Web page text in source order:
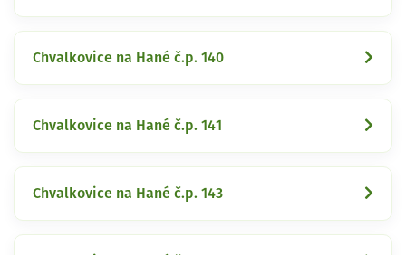
Chvalkovice na Hané č.p. 140
Chvalkovice na Hané č.p. 141
Chvalkovice na Hané č.p. 143